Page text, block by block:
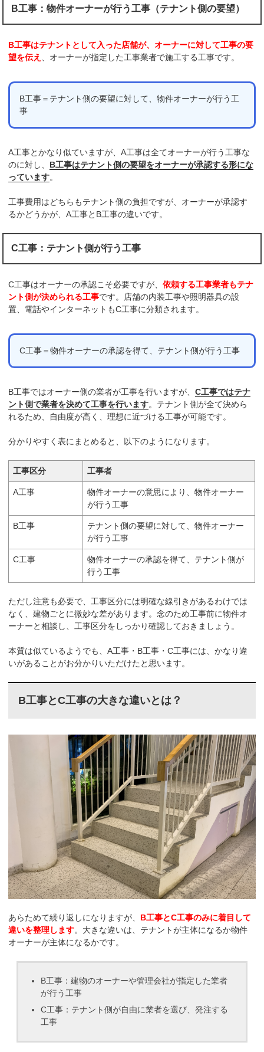
B工事：物件オーナーが行う工事（テナント側の要望）
B工事はテナントとして入った店舗が、オーナーに対して工事の要
望を伝え
、オーナーが指定した工事業者で施工する工事です。
B工事＝テナント側の要望に対して、物件オーナーが行う工
事
A工事とかなり似ていますが、A工事は全てオーナーが行う工事な
のに対し、 B工事はテナント側の要望をオーナーが承認する形にな
っています。
工事費用はどちらもテナント側の負担ですが、オーナーが承認す
るかどうかが、A工事とB工事の違いです。
C工事：テナント側が行う工事
C工事はオーナーの承認こそ必要ですが、依頼する工事業者もテナ
ント側が決められる工事です。店舗の内装工事や照明器具の設
置、電話やインターネットもC工事に分類されます。
C工事＝物件オーナーの承認を得て、テナント側が行う工事
B工事ではオーナー側の業者が工事を行いますが、C工事ではテナ
ント側で業者を決めて工事を行います。テナント側が全て決めら
れるため、自由度が高く、理想に近づける工事が可能です。
分かりやすく表にまとめると、以下のようになります。
工事区分 工事者
A工事
物件オーナーの意思により、物件オーナー
が行う工事
B工事
テナント側の要望に対して、物件オーナー
が行う工事
C工事
物件オーナーの承認を得て、テナント側が
行う工事
ただし注意も必要で、工事区分には明確な線引きがあるわけでは
なく、建物ごとに微妙な差があります。念のため工事前に物件オ
ーナーと相談し、工事区分をしっかり確認しておきましょう。
本質は似ているようでも、A工事・B工事・C工事には、かなり違
いがあることがお分かりいただけたと思います。
B工事とC工事の大きな違いとは？
あらためて繰り返しになりますが、 B工事とC工事のみに着目して
違いを整理します。大きな違いは、テナントが主体になるか物件
オーナーが主体になるかです。
B工事：建物のオーナーや管理会社が指定した業者
が行う工事
C工事：テナント側が自由に業者を選び、発注する
工事